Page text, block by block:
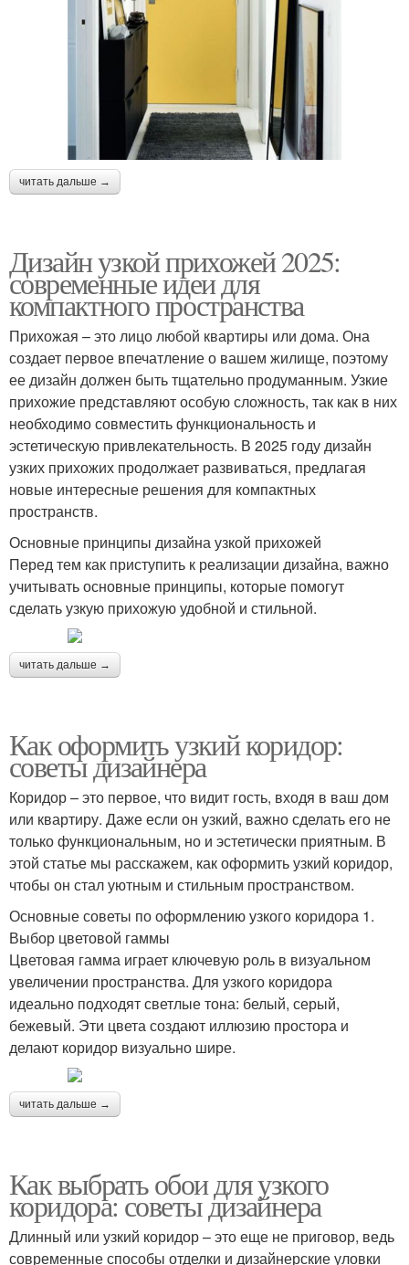
читать дальше →
Дизайн узкой прихожей 2025:
современные идеи для
компактного пространства
Прихожая – это лицо любой квартиры или дома. Она
создает первое впечатление о вашем жилище, поэтому
ее дизайн должен быть тщательно продуманным. Узкие
прихожие представляют особую сложность, так как в них
необходимо совместить функциональность и
эстетическую привлекательность. В 2025 году дизайн
узких прихожих продолжает развиваться, предлагая
новые интересные решения для компактных
пространств.
Основные принципы дизайна узкой прихожей
Перед тем как приступить к реализации дизайна, важно
учитывать основные принципы, которые помогут
сделать узкую прихожую удобной и стильной.
читать дальше →
Как оформить узкий коридор:
советы дизайнера
Коридор – это первое, что видит гость, входя в ваш дом
или квартиру. Даже если он узкий, важно сделать его не
только функциональным, но и эстетически приятным. В
этой статье мы расскажем, как оформить узкий коридор,
чтобы он стал уютным и стильным пространством.
Основные советы по оформлению узкого коридора 1.
Выбор цветовой гаммы
Цветовая гамма играет ключевую роль в визуальном
увеличении пространства. Для узкого коридора
идеально подходят светлые тона: белый, серый,
бежевый. Эти цвета создают иллюзию простора и
делают коридор визуально шире.
читать дальше →
Как выбрать обои для узкого
коридора: советы дизайнера
Длинный или узкий коридор – это еще не приговор, ведь
современные способы отделки и дизайнерские уловки